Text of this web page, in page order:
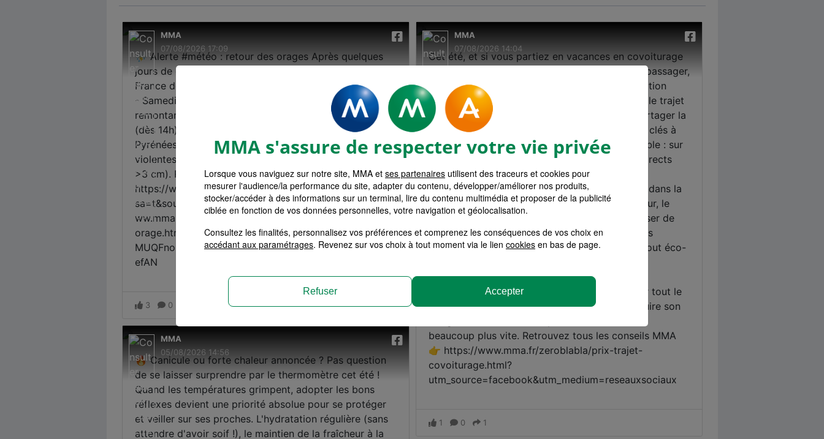
MMA s'assure de respecter votre vie privée
Lorsque vous naviguez sur notre site, MMA et ses partenaires utilisent des traceurs et cookies pour
mesurer l'audience/la performance du site, adapter du contenu, développer/améliorer nos produits,
stocker/accéder à des informations sur un terminal, lire du contenu multimédia et proposer de la publicité
ciblée en fonction de vos données personnelles, votre navigation et géolocalisation.
Consultez les finalités, personnalisez vos préférences et comprenez les conséquences de vos choix en
accédant aux paramétrages. Revenez sur vos choix à tout moment via le lien cookies en bas de page.
Refuser Accepter